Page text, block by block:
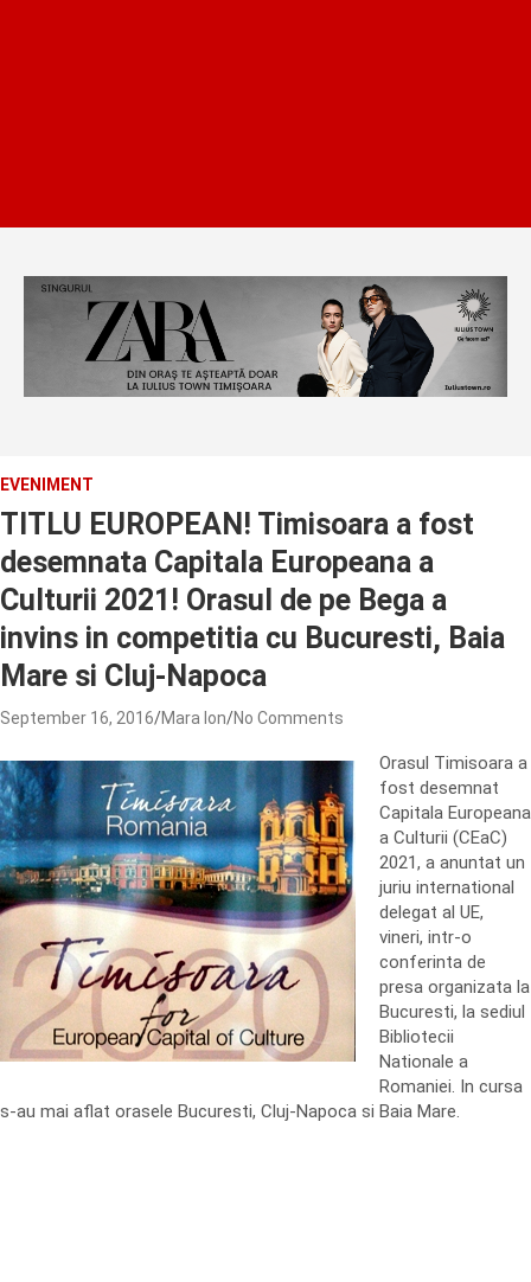
EVENIMENT
TITLU EUROPEAN! Timisoara a fost
desemnata Capitala Europeana a
Culturii 2021! Orasul de pe Bega a
invins in competitia cu Bucuresti, Baia
Mare si Cluj-Napoca
September 16, 2016 Mara Ion No Comments
Orasul Timisoara a
fost desemnat
Capitala Europeana
a Culturii (CEaC)
2021, a anuntat un
juriu international
delegat al UE,
vineri, intr-o
conferinta de
presa organizata la
Bucuresti, la sediul
Bibliotecii
Nationale a
Romaniei. In cursa
s-au mai aflat orasele Bucuresti, Cluj-Napoca si Baia Mare.